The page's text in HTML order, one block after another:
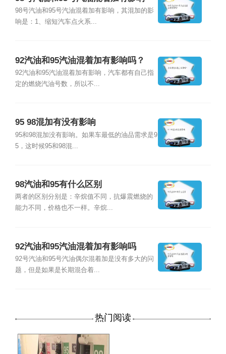
吗？
98号汽油和95号汽油混着加有影响，其混加的影
响是：1、缩短汽车点火系...
92汽油和95汽油混着加有影响吗？
92汽油和95汽油混着加有影响，汽车都有自己指
定的燃烧汽油号数，所以不...
95 98混加有没有影响
95和98混加没有影响。如果车最低的油品需求是9
5，这时候95和98混...
98汽油和95有什么区别
两者的区别分别是：辛烷值不同，抗爆震燃烧的
能力不同，价格也不一样。辛烷...
92汽油和95汽油混着加有影响吗
92号汽油和95号汽油偶尔混着加是没有多大的问
题，但是如果是长期混合着...
热门阅读